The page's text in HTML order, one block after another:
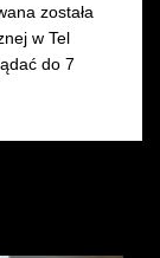
została
w Tel
do 7